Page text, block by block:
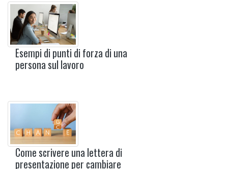
Esempi di punti di forza di una
persona sul lavoro
Come scrivere una lettera di
presentazione per cambiare